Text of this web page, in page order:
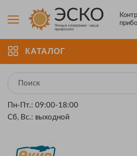
КАТАЛОГ
Пн-Пт.: 09:00-18:00
Сб, Вс.: выходной